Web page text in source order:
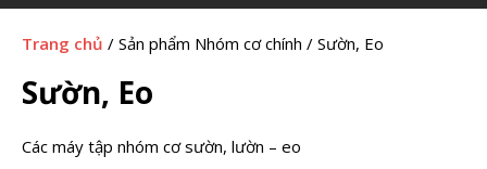
Trang chủ / Sản phẩm Nhóm cơ chính / Sườn, Eo
Sườn, Eo
Các máy tập nhóm cơ sườn, lườn – eo